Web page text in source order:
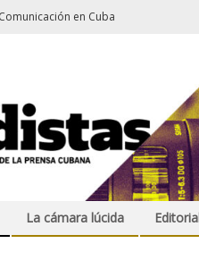
en Cuba
La cámara lúcida